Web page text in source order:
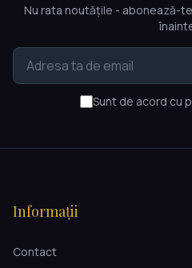
Nu rata noutățile - abonează-
Sunt de acord cu
Informații
Contact